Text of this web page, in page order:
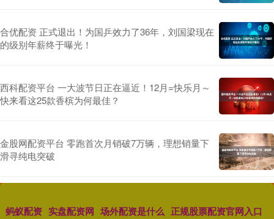
合优配资 正式退出！为国乒效力了36年，刘国梁现在
的级别年薪终于曝光！
西科配资平台 一大波节日正在逼近！12月=快乐月～
快来看这25款香槟为何最佳？
金股网配资平台 零跑首次月销破7万辆，理想销量下
滑寻纯电突破
蚂蚁配资 实盘配资网 场外配资是什么 正规股票配资官网入口